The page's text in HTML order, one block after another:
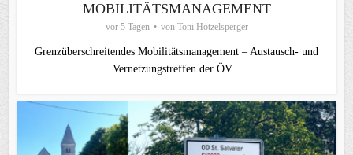
MOBILITÄTSMANAGEMENT
vor 5 Tagen von Toni Hötzelsperger
Grenzüberschreitendes Mobilitätsmanagement – Austausch- und
Vernetzungstreffen der ÖV...